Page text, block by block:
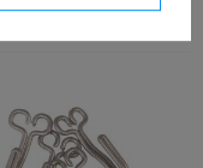
99,00 zł